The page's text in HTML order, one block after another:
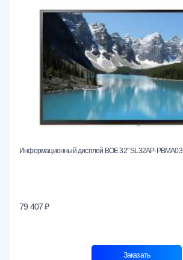
Информационный дисплей BOE 32" SL32AP-PBMA03
79 407 ₽
Заказать